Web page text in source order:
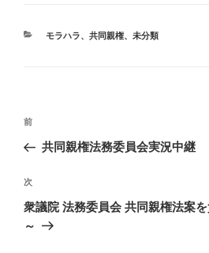
カ
モラハラ、 共同親権、 未分類
投
ナ
ビ
ゲ
ー
前
の
稿
前
共同親権法務委員会実況中継
次
の
次
衆議院 法務委員会 共同親権法案
～